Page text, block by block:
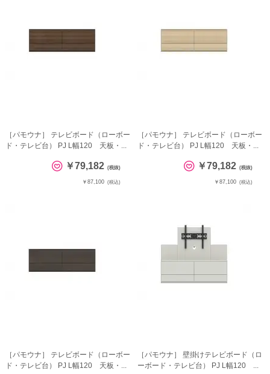
［パモウナ］ テレビボード（ローボー
ド・テレビ台） PJ L幅120 天板・...
￥79,182 (税抜)
￥87,100 (税込)
［パモウナ］ テレビボード（ローボー
ド・テレビ台） PJ L幅120 天板・...
￥79,182 (税抜)
￥87,100 (税込)
［パモウナ］ テレビボード（ローボー
ド・テレビ台） PJ L幅120 天板・...
［パモウナ］ 壁掛けテレビボード（ロ
ーボード・テレビ台） PJ L幅120 ...